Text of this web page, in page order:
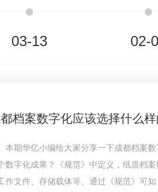
03-13 02-
档案数字化应该选择什么
本期华亿小编给大家分享一下成都档案
数字化成果？《规范》中定义，纸质档
作文件、存储载体等。通过《规范》可